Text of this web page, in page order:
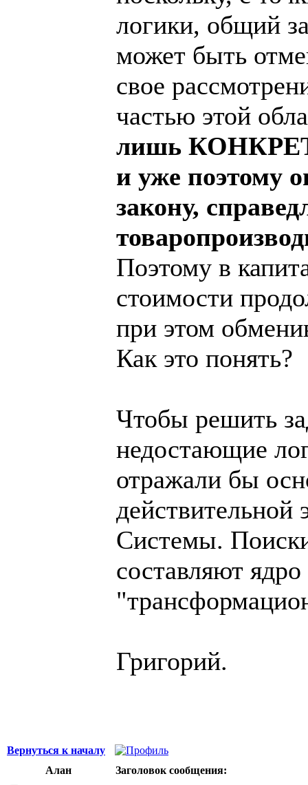
логики, общий
может быть
свое
частью этой
лишь
и уже поэтому
закону,
Поэтому в
стоимости
при этом
Как это понять?
Чтобы решить
недостающие
отражали бы
Системы.
составляют
Григорий.
Вернуться к началу
Алан
Заголовок сообщения: